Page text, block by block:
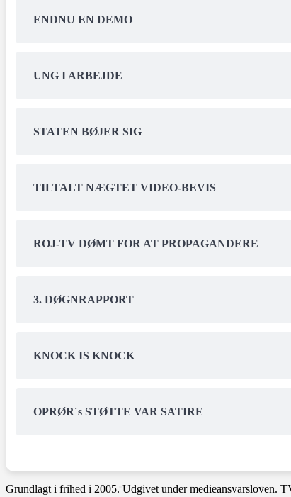
ENDNU EN DEMO
UNG I ARBEJDE
STATEN BØJER SIG
TILTALT NÆGTET VIDEO-BEVIS
ROJ-TV DØMT FOR AT PROPAGANDERE
3. DØGNRAPPORT
KNOCK IS KNOCK
OPRØR´s STØTTE VAR SATIRE
Grundlagt i frihed i 2005. Udgivet under medieansvarsloven.